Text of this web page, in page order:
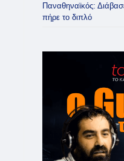
Παναθηναϊκός:
πήρε το διπλό